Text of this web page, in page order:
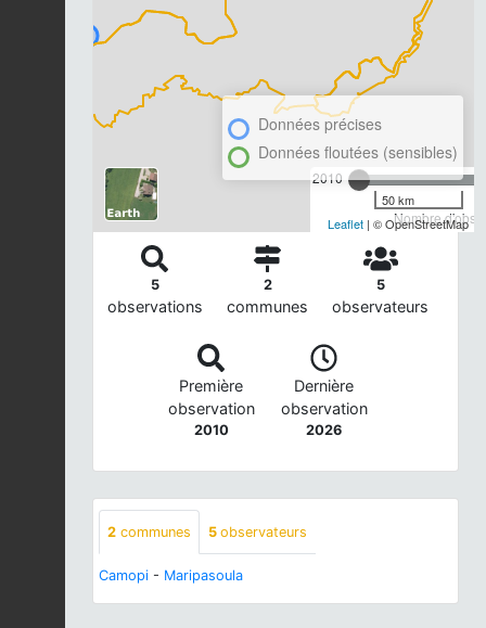
2010
Nombre
Données précises
Données floutées (sensibles)
50 km
Leaflet | © OpenStreetMap
5
observations
2
communes
5
observateurs
Première
observation
2010
Dernière
observation
2026
2 communes 5 observateurs
Camopi - Maripasoula